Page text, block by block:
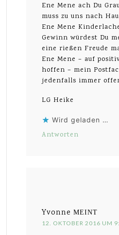
Ene Mene ach Du
muss zu uns nach
Ene Mene
Gewinn würdest Du
eine rießen Freude
Ene Mene – auf
hoffen – mein
jedenfalls immer
LG Heike
Wird geladen …
Antworten
Yvonne MEINT
12. OKTOBER 2016 UM